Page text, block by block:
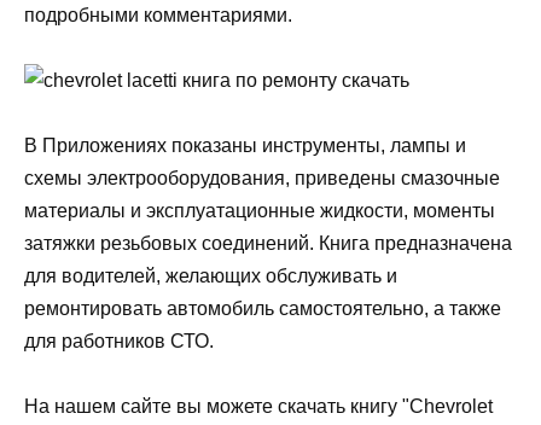
подробными комментариями.
В Приложениях показаны инструменты, лампы и
схемы электрооборудования, приведены смазочные
материалы и эксплуатационные жидкости, моменты
затяжки резьбовых соединений. Книга предназначена
для водителей, желающих обслуживать и
ремонтировать автомобиль самостоятельно, а также
для работников СТО.
На нашем сайте вы можете скачать книгу "Chevrolet